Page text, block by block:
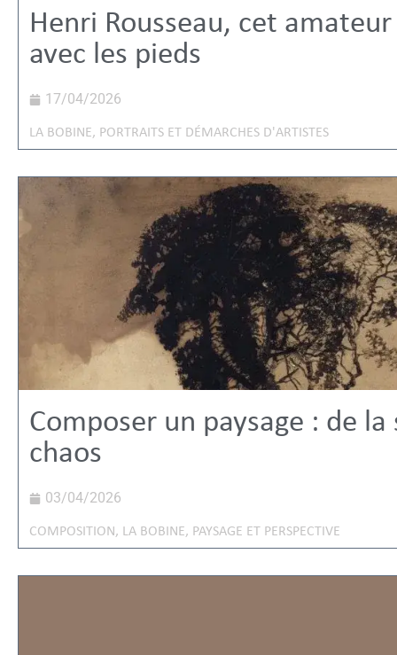
Henri Rousseau, cet
avec les pieds
17/04/2026
LA BOBINE, PORTRAITS ET DÉMARCHES D'ARTISTES
Composer un paysage : de
chaos
03/04/2026
COMPOSITION, LA BOBINE, PAYSAGE ET PERSPECTIVE